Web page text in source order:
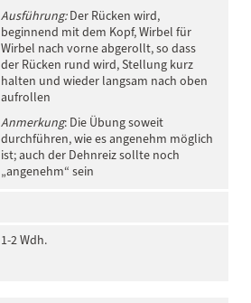
Ausführung:Der Rücken wird,
beginnend mit dem Kopf, Wirbel für
Wirbel nach vorne abgerollt, so dass
der Rücken rund wird, Stellung kurz
halten und wieder langsam nach oben
aufrollen
Anmerkung: Die Übung soweit
durchführen, wie es angenehm möglich
ist; auch der Dehnreiz sollte noch
„angenehm“ sein
1-2 Wdh.